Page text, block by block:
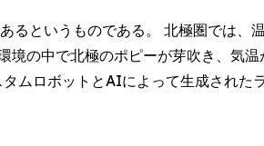
るというものである。 北極圏では、
境の中で北極のポピーが芽吹き、気温
ムロボットとAIによって生成された